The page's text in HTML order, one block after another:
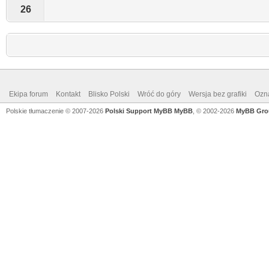
26
Ekipa forum Kontakt Blisko Polski Wróć do góry Wersja bez grafiki
Polskie tłumaczenie © 2007-2026 Polski Support MyBB MyBB , © 2002-2026 MyBB